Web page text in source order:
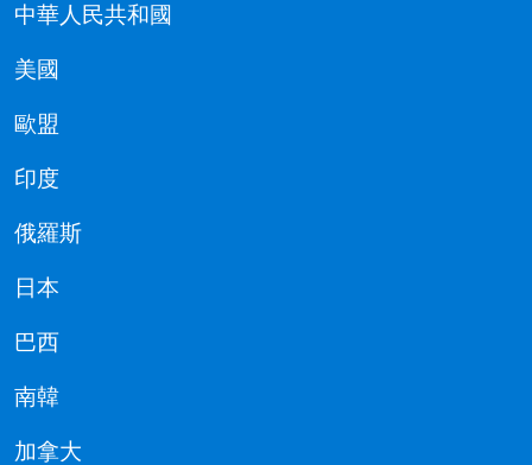
中華人民共和國
美國
歐盟
印度
俄羅斯
日本
巴西
南韓
加拿大